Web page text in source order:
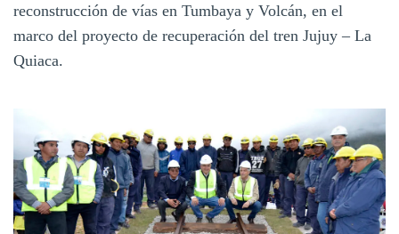
reconstrucción de vías en Tumbaya y Volcán, en el
marco del proyecto de recuperación del tren Jujuy – La
Quiaca.